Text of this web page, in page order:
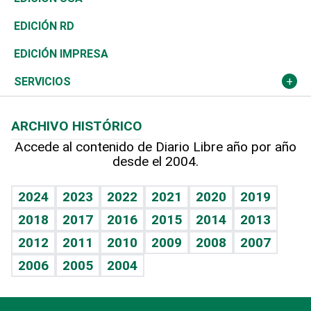
Ocenanía
Caribe
Resto del mundo
Telecom.
Global y variable
Economía personal
Sociales
Novedades
Podcast Arte Libre
Hablando con el pediatra
Vida y familia
Eñe
Celebrando la vida
Sin complejos
En pocas palabras
Tenis
Olimpismo
Más deportes
TBT Deportivo
El Espía
Noticiero Poteleche
Columnistas
Más firmas
Historia
Martes de tecnología
Cambio climático
Revista
Deportes
Opinión
Hecho en casa
Guía del dinero
EDICIÓN RD
EDICIÓN IMPRESA
SERVICIOS
Cumpleaños
Horóscopos
Crucigramas
ARCHIVO HISTÓRICO
Accede al contenido de Diario Libre año por año
desde el 2004.
2024 2023 2022 2021 2020
2019
2018
2017 2016 2015 2014
2013
2012
2011 2010 2009 2008
2007
2006
2005 2004